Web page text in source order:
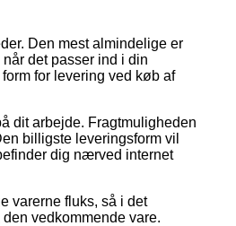
Den mest almindelige er
det passer ind i din
for levering ved køb af
dit arbejde. Fragtmuligheden
billigste leveringsform vil
dig nærved internet
varerne fluks, så i det
vedkommende vare.